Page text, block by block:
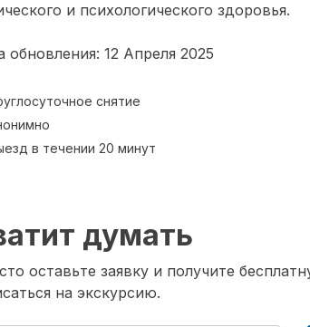
и психологического здоровья.
обновления: 12 Апреля 2025
снятие
в течении 20 минут
думать
оставьте заявку и получите
на экскурсию.